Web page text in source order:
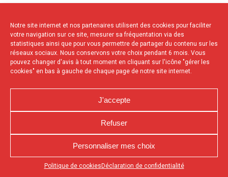
Notre site internet et nos partenaires utilisent des cookies pour faciliter
votre navigation sur ce site, mesurer sa fréquentation via des
statistiques ainsi que pour vous permettre de partager du contenu sur les
réseaux sociaux. Nous conservons votre choix pendant 6 mois. Vous
pouvez changer d'avis à tout moment en cliquant sur l'icône "gérer les
cookies" en bas à gauche de chaque page de notre site internet.
J'accepte
Refuser
Personnaliser mes choix
Politique de cookies Déclaration de confidentialité
Appuyez sur le bouton partager en bas de votre